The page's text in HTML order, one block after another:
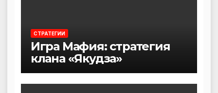
СТРАТЕГИИ
Игра Мафия: стратегия
клана «Якудза»